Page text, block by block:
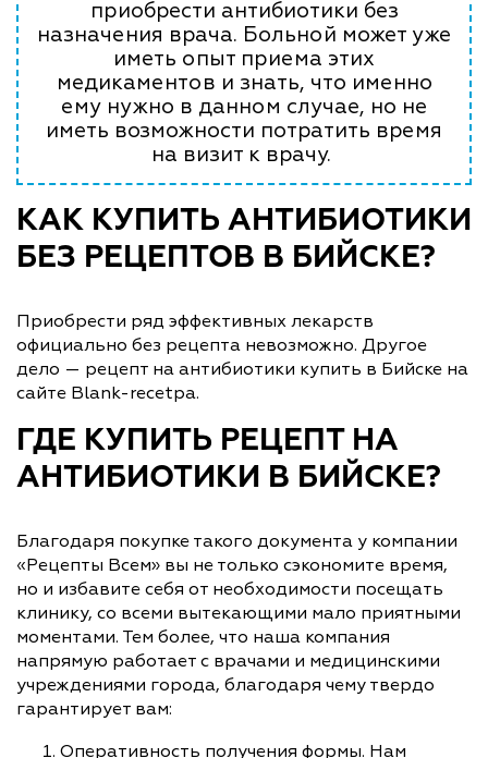
приобрести антибиотики без
назначения врача. Больной может уже
иметь опыт приема этих
медикаментов и знать, что именно
ему нужно в данном случае, но не
иметь возможности потратить время
на визит к врачу.
КАК КУПИТЬ АНТИБИОТИКИ
БЕЗ РЕЦЕПТОВ В БИЙСКЕ?
Приобрести ряд эффективных лекарств
официально без рецепта невозможно. Другое
дело — рецепт на антибиотики купить в Бийске на
сайте Blank-recetpa.
ГДЕ КУПИТЬ РЕЦЕПТ НА
АНТИБИОТИКИ В БИЙСКЕ?
Благодаря покупке такого документа у компании
«Рецепты Всем» вы не только сэкономите время,
но и избавите себя от необходимости посещать
клинику, со всеми вытекающими мало приятными
моментами. Тем более, что наша компания
напрямую работает с врачами и медицинскими
учреждениями города, благодаря чему твердо
гарантирует вам:
Оперативность получения формы. Нам